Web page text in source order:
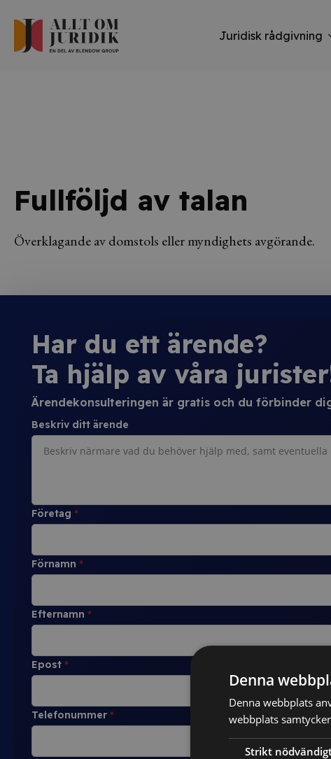
Juridisk rådgivning
Fullföljd av talan
Överklagande av domstols eller myndighets avgörande.
Har du ett ärende?
Ta hjälp av våra
Ärendekonsulteringen är gratis och du förbinder
Beskriv ditt ärende
Företag *
Förnamn *
Efternamn *
Epost *
Telefonummer *
Denna
Denna webbplats
webbplats
Strikt